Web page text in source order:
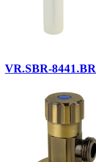
VR.SBR-8441.BR